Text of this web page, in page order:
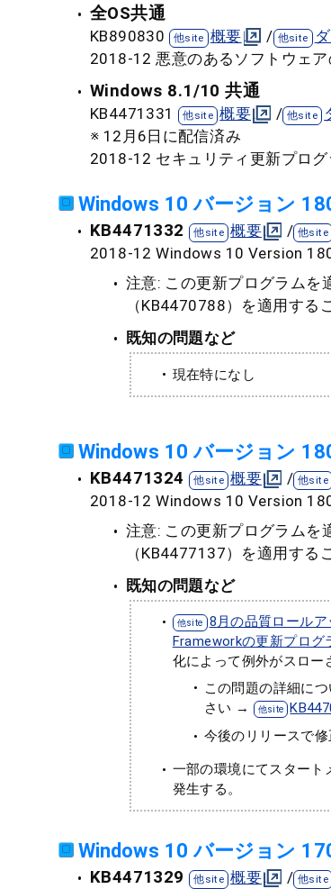
全OS共通
KB890830 概要 /
2018-12 悪意のあるソフトウェ
Windows 8.1/10 共通
KB4471331 概要 /
※ 12月6日に配信済み
2018-12 セキュリティ更新プロ
Windows 10 バージョン
KB4471332 概要 /
2018-12 Windows 10 Version
注意: この更新プログラムを
（KB4470788）を適用する
既知の問題など
現在特になし
Windows 10 バージョン
KB4471324 概要 /
2018-12 Windows 10 Version
注意: この更新プログラムを
（KB4477137）を適用する
既知の問題など
8月の品質ロール
Frameworkの更新プログ
化によって例外がスロー
この問題の詳細に
さい →
今後のリリースで修
一部の環境にてスタート
発生する。
Windows 10 バージョン
KB4471329 概要 /